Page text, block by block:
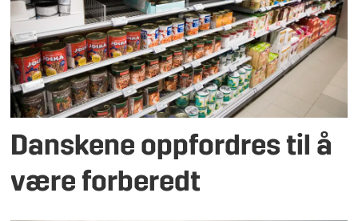
Danskene oppfordres til å
være forberedt